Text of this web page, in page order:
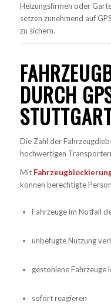
Heizungsfirmen oder
setzen zunehmend auf
zu sichern.
DURCH
Die Zahl der
hochwertigen
Mit
können berechtigte
Fahrzeuge im Notfall
unbefugte Nutzung
gestohlene Fahrzeuge
sofort reagieren